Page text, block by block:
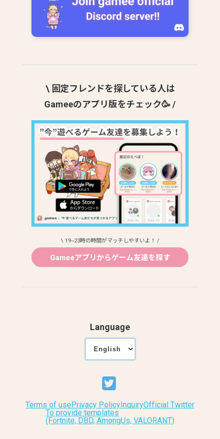
\ 固定フレンドを探している人は
Gameeのアプリ版をチェック🥳 /
\ 19~23時の時間がマッチしやすいよ！ /
Gameeアプリからゲーム友達を探す
Language
Terms of usePrivacy Policy InquiryOfficial Twitter
To provide templates
(Fortnite, DBD, AmongUs, VALORANT)